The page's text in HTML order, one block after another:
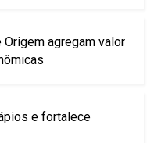
agregam valor
e fortalece